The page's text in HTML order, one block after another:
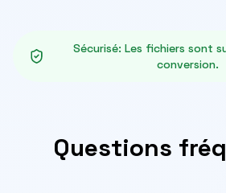
Sécurisé: Les fichiers sont
conversion.
Questions